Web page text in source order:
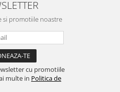
si promotiile noastre
cu promotiile
multe in Politica de